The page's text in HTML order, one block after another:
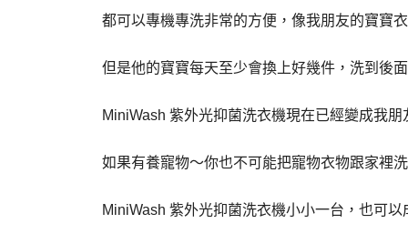
都可以專機專洗非常的方便，像我朋友的寶寶
但是他的寶寶每天至少會換上好幾件，洗到後
MiniWash 紫外光抑菌洗衣機現在已經變成我
如果有養寵物～你也不可能把寵物衣物跟家裡
MiniWash 紫外光抑菌洗衣機小小一台，也可